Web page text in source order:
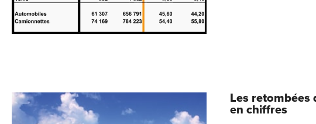
Les retombées
en chiffres